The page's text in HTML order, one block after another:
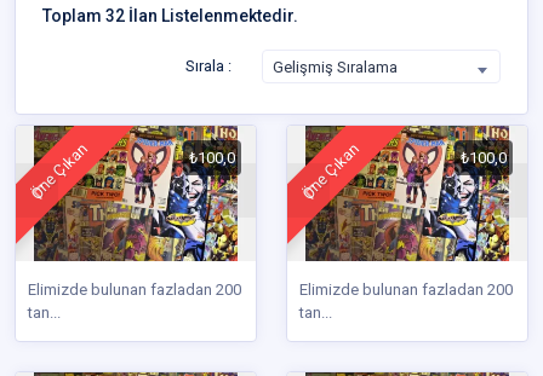
Toplam 32 İlan Listelenmektedir.
Sırala : Gelişmiş Sıralama
Öne Çıkan ₺100,0
Elimizde bulunan fazladan 200
tan...
Öne Çıkan ₺100,0
Elimizde bulunan fazladan 200
tan...